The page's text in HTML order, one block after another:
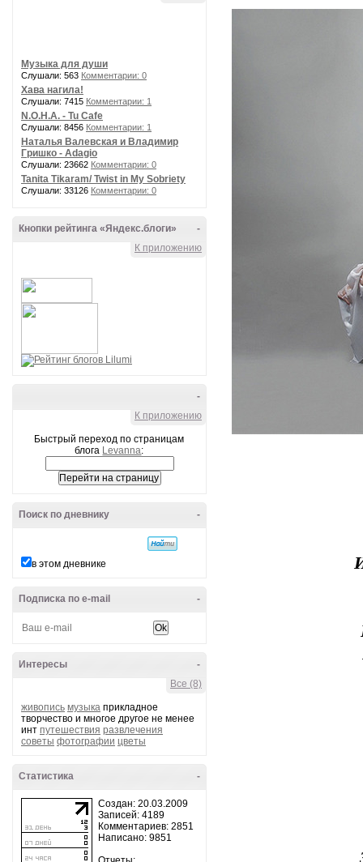
Музыка для души
Слушали: 563 Комментарии: 0
Хава нагила!
Слушали: 7415 Комментарии: 1
N.O.H.A. - Tu Cafe
Слушали: 8456 Комментарии: 1
Наталья Валевская и Владимир
Гришко - Adagio
Слушали: 23662 Комментарии: 0
Tanita Tikaram/ Twist in My Sobriety
Слушали: 33126 Комментарии: 0
-
Кнопки рейтинга «Яндекс.блоги»
К приложению
-
К приложению
Быстрый переход по страницам
блога Levanna:
-
Поиск по дневнику
в этом дневнике
-
Подписка по e-mail
-
Интересы
Все (8)
живопись музыка прикладное
творчество и многое другое не менее
инт путешествия развлечения
советы фотографии цветы
-
Статистика
Создан: 20.03.2009
Записей: 4189
Комментариев: 2851
Написано: 9851